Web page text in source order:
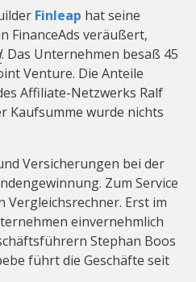
Finleap hat seine
FinanceAds veräußert,
. Das Unternehmen besaß 45
Venture. Die Anteile
Affiliate-Netzwerks Ralf
Kaufsumme wurde nichts
Versicherungen bei der
Zum Service
Erst im
einvernehmlich
Stephan Boos
führt die Geschäfte seit